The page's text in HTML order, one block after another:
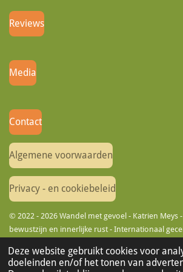
Deze website gebruikt cookies voor
doeleinden en/of het tonen van
Reviews
Media
Contact
Algemene voorwaarden
Privacy - en cookiebeleid
© 2022 - 2026 Wandel met gevoel - Katrien Meys
bewustzijn en innerlijke rust - Internationaal